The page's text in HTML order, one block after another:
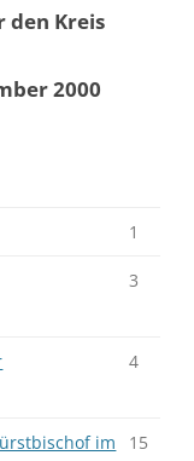
den Kreis
2000
1
3
4
im
15